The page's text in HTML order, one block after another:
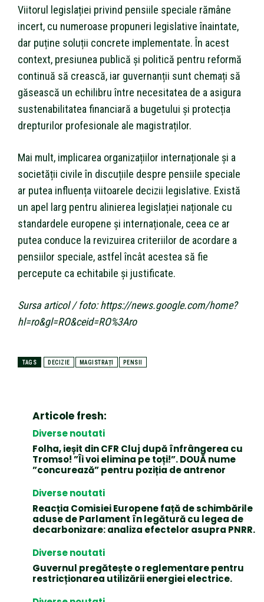
Viitorul legislației privind pensiile speciale rămâne
incert, cu numeroase propuneri legislative înaintate,
dar puține soluții concrete implementate. În acest
context, presiunea publică și politică pentru reformă
continuă să crească, iar guvernanții sunt chemați să
găsească un echilibru între necesitatea de a asigura
sustenabilitatea financiară a bugetului și protecția
drepturilor profesionale ale magistraților.
Mai mult, implicarea organizațiilor internaționale și a
societății civile în discuțiile despre pensiile speciale
ar putea influența viitoarele decizii legislative. Există
un apel larg pentru alinierea legislației naționale cu
standardele europene și internaționale, ceea ce ar
putea conduce la revizuirea criteriilor de acordare a
pensiilor speciale, astfel încât acestea să fie
percepute ca echitabile și justificate.
Sursa articol / foto: https://news.google.com/home?
hl=ro&gl=RO&ceid=RO%3Aro
TAGS DECIZIE MAGISTRAȚI PENSII
Articole fresh:
Diverse noutati
Folha, ieșit din CFR Cluj după înfrângerea cu
Tromso! ”Îi voi elimina pe toți!”. DOUĂ nume
”concurează” pentru poziția de antrenor
Diverse noutati
Reacția Comisiei Europene față de schimbările
aduse de Parlament în legătură cu legea de
decarbonizare: analiza efectelor asupra PNRR.
Diverse noutati
Guvernul pregătește o reglementare pentru
restricționarea utilizării energiei electrice.